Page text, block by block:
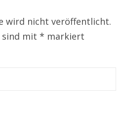
wird nicht veröffentlicht.
sind mit * markiert